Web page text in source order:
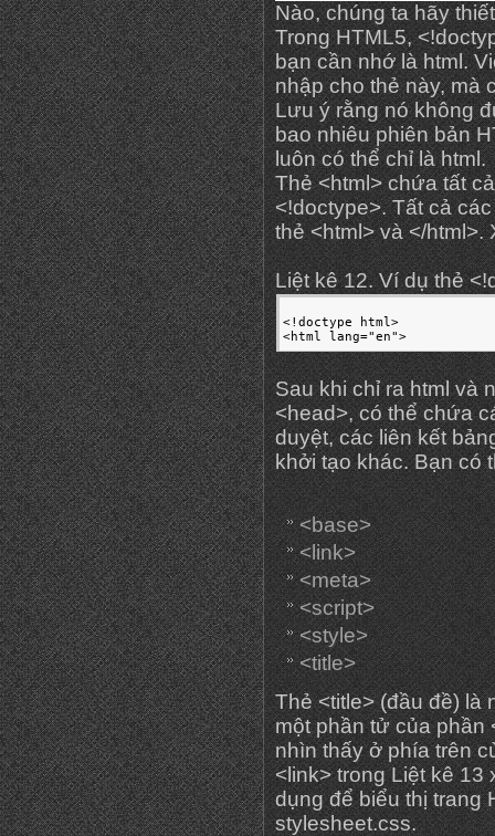
Nào, chúng ta hãy
Trong HTML5,
bạn cần nhớ là html.
nhập cho thẻ này, mà
Lưu ý rằng nó không
bao nhiêu phiên bản
luôn có thể chỉ là html.
Thẻ <html> chứa tất
<!doctype>. Tất cả
thẻ <html> và </html>.
Liệt kê 12. Ví dụ thẻ
<!doctype html>
<html lang="en">
Sau khi chỉ ra html và
<head>, có thể chứa
duyệt, các liên kết
khởi tạo khác. Bạn có
<base>
<link>
<meta>
<script>
<style>
<title>
Thẻ <title> (đầu đề) là
một phần tử của phần
nhìn thấy ở phía trên
<link> trong Liệt kê
dụng để biểu thị trang
stylesheet.css.